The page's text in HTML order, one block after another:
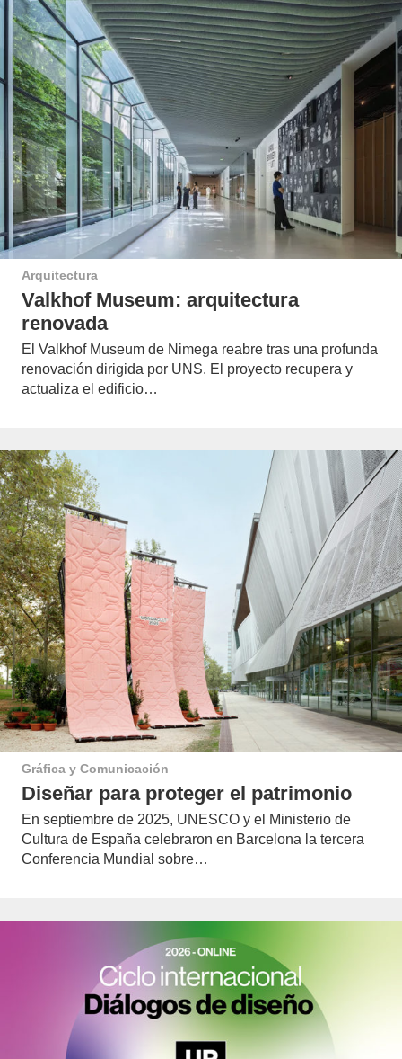
Arquitectura
Valkhof Museum: arquitectura
renovada
El Valkhof Museum de Nimega reabre tras una profunda
renovación dirigida por UNS. El proyecto recupera y
actualiza el edificio…
Gráfica y Comunicación
Diseñar para proteger el patrimonio
En septiembre de 2025, UNESCO y el Ministerio de
Cultura de España celebraron en Barcelona la tercera
Conferencia Mundial sobre…